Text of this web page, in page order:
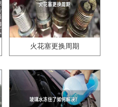
火花塞更换周期